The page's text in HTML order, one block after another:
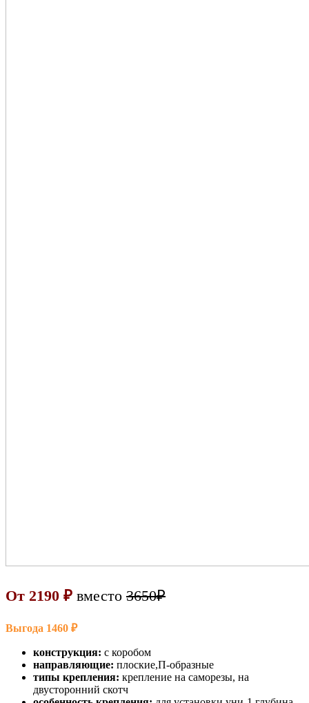
От 2190 ₽ вместо 3650₽
Выгода 1460 ₽
конструкция: с коробом
направляющие: плоские,П-образные
типы крепления: крепление на саморезы, на
двусторонний скотч